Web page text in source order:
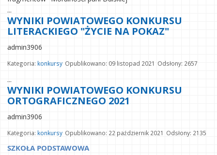
...
WYNIKI POWIATOWEGO KONKURSU
LITERACKIEGO "ŻYCIE NA POKAZ"
admin3906
Kategoria: konkursy Opublikowano: 09 listopad 2021 Odsłony: 2657
...
WYNIKI POWIATOWEGO KONKURSU
ORTOGRAFICZNEGO 2021
admin3906
Kategoria: konkursy Opublikowano: 22 październik 2021 Odsłony: 2135
SZKOŁA PODSTAWOWA